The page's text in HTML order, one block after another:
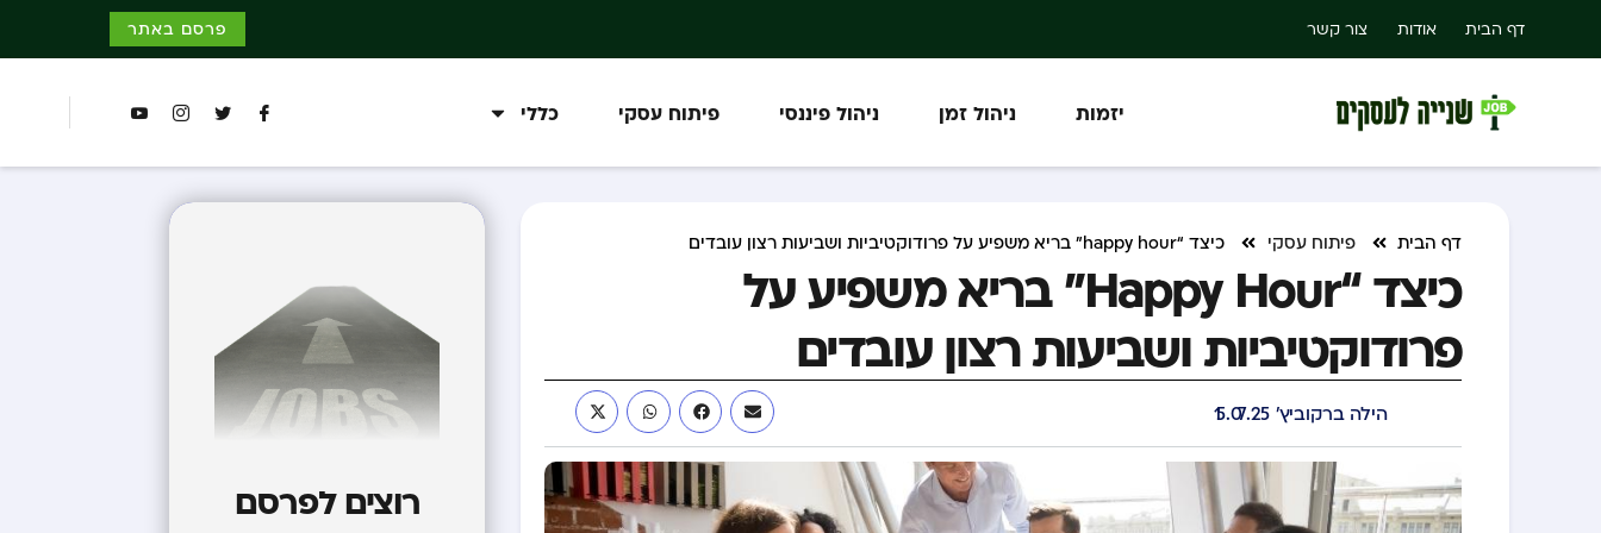
דף הבית אודות צור קשר פרסם באתר
יזמות ניהול זמן ניהול פיננסי פיתוח עסקי כללי
דף הבית פיתוח עסקי כיצד “happy hour” בריא משפיע על פרודוקטיביות ושביעות רצון עובדים
כיצד “happy Hour” בריא משפיע על
פרודוקטיביות ושביעות רצון עובדים
הילה ברקוביץ' 15.07.25
רוצים לפרסם